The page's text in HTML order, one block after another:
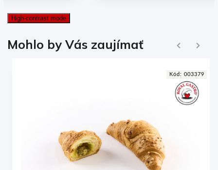
High-contrast mode
Mohlo by Vás zaujímať
Kód: 003379